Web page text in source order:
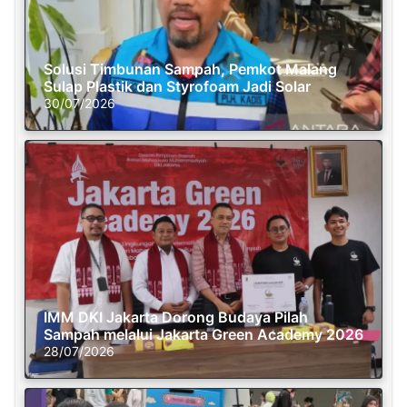
Solusi Timbunan Sampah, Pemkot Malang
Sulap Plastik dan Styrofoam Jadi Solar
30/07/2026
IMM DKI Jakarta Dorong Budaya Pilah
Sampah melalui Jakarta Green Academy 2026
28/07/2026